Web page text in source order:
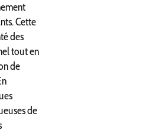
Cette
des
tout en
de
de